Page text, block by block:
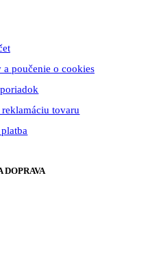
poučenie o cookies
tovaru
DOPRAVA